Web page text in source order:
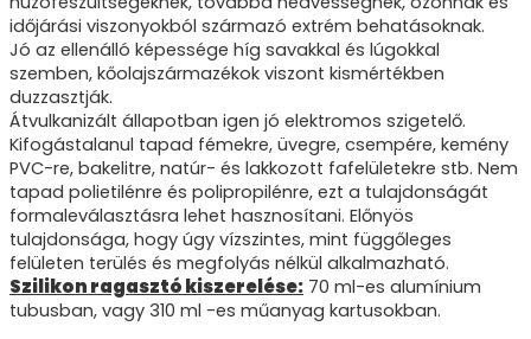
időjárási viszonyokból származó extrém behatásoknak.
Jó az ellenálló képessége híg savakkal és lúgokkal
szemben, kőolajszármazékok viszont kismértékben
duzzasztják.
Átvulkanizált állapotban igen jó elektromos szigetelő.
Kifogástalanul tapad fémekre, üvegre, csempére, kemény
PVC-re, bakelitre, natúr- és lakkozott fafelületekre stb. Nem
tapad polietilénre és polipropilénre, ezt a tulajdonságát
formaleválasztásra lehet hasznosítani. Előnyös
tulajdonsága, hogy úgy vízszintes, mint függőleges
felületen terülés és megfolyás nélkül alkalmazható.
Szilikon ragasztó kiszerelése: 70 ml-es alumínium
tubusban, vagy 310 ml -es műanyag kartusokban.